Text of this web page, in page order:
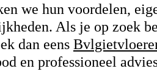
we hun voordelen,
Als je op zoek
dan eens
en professioneel